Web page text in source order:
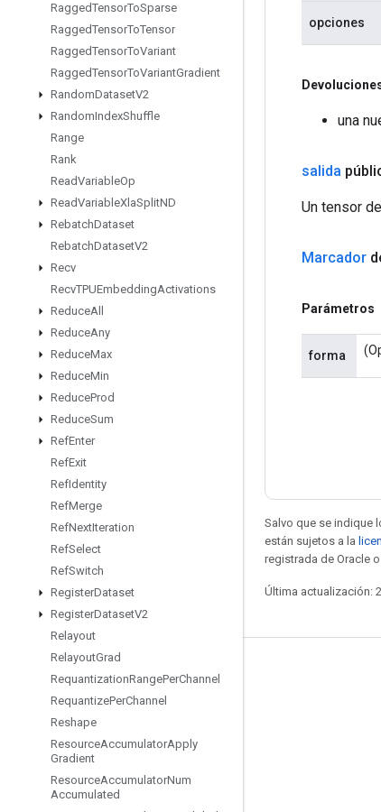
RaggedTensorToSparse
RaggedTensorToTensor
RaggedTensorToVariant
RaggedTensorToVariantGradient
RandomDatasetV2
RandomIndexShuffle
Range
Rank
ReadVariableOp
ReadVariableXlaSplitND
RebatchDataset
RebatchDatasetV2
Recv
RecvTPUEmbeddingActivations
ReduceAll
ReduceAny
ReduceMax
ReduceMin
ReduceProd
ReduceSum
RefEnter
RefExit
RefIdentity
RefMerge
RefNextIteration
RefSelect
RefSwitch
RegisterDataset
RegisterDatasetV2
Relayout
RelayoutGrad
RequantizationRangePerChannel
RequantizePerChannel
Reshape
ResourceAccumulatorApply
Gradient
ResourceAccumulatorNum
Accumulated
opciones
una
salida
Un tensor
Marcador
Parámetros
forma
Salvo que se indique
están sujetos a la
registrada de Oracle
Última actualización:
Mantente conectado
GitHub
Twitter